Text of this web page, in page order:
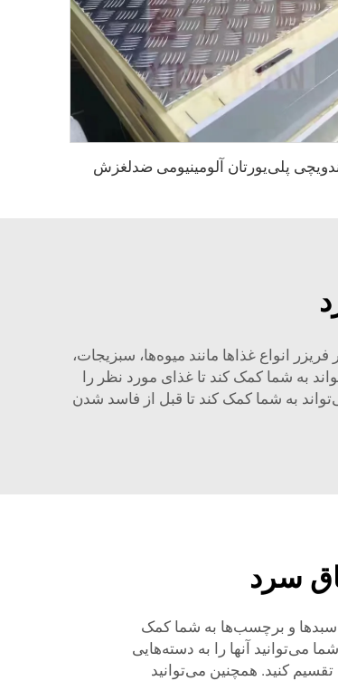
پلی‌یورتان آلومینیومی ضدلغزش
انواع غذاها مانند میوه‌ها، سبزیجات،
به شما کمک کند تا غذای مورد نظر را
به شما کمک کند تا قبل از فاسد شدن
سرد
سبدها و برچسب‌ها به شما کمک
می‌توانید آنها را به دسته‌هایی
کنید. همچنین می‌توانید